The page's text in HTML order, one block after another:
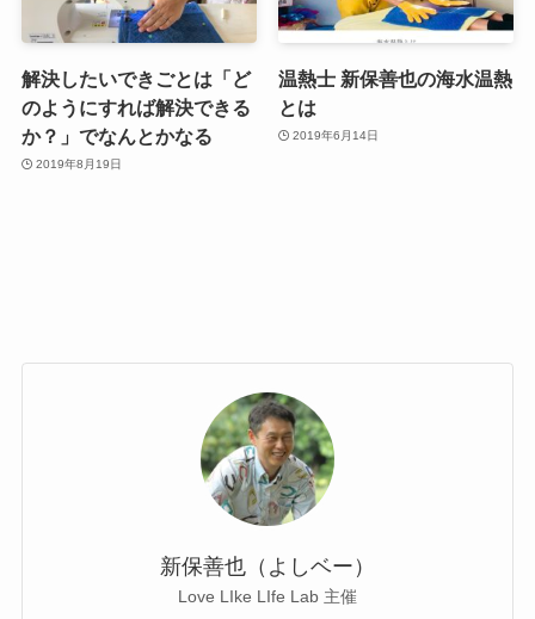
解決したいできごとは「ど
のようにすれば解決できる
か？」でなんとかなる
2019年8月19日
温熱士 新保善也の海水温熱
とは
2019年6月14日
新保善也（よしベー）
Love LIke LIfe Lab 主催